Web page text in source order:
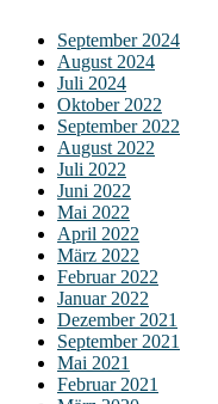
September 2024
August 2024
Juli 2024
Oktober 2022
September 2022
August 2022
Juli 2022
Juni 2022
Mai 2022
April 2022
März 2022
Februar 2022
Januar 2022
Dezember 2021
September 2021
Mai 2021
Februar 2021